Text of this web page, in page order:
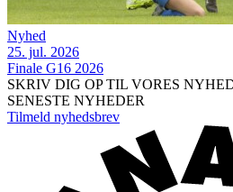
Nyhed
25. jul. 2026
Finale G16 2026
SKRIV DIG OP TIL VORES
SENESTE NYHEDER
Tilmeld nyhedsbrev